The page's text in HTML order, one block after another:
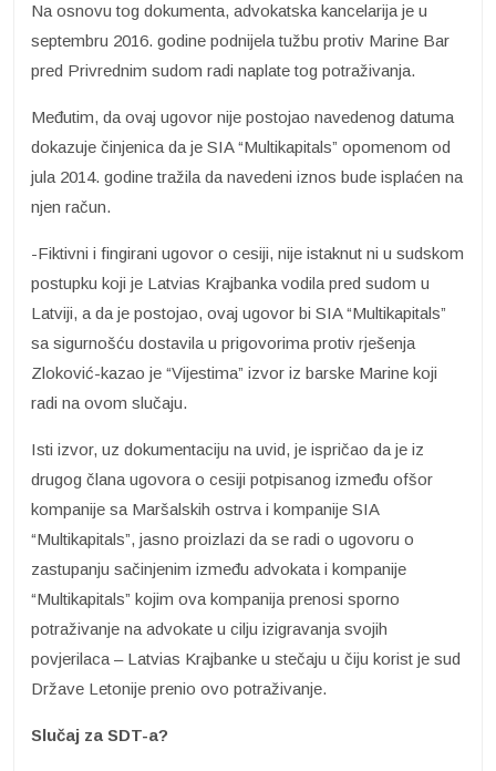
Na osnovu tog dokumenta, advokatska kancelarija je u
septembru 2016. godine podnijela tužbu protiv Marine Bar
pred Privrednim sudom radi naplate tog potraživanja.
Međutim, da ovaj ugovor nije postojao navedenog datuma
dokazuje činjenica da je SIA “Multikapitals” opomenom od
jula 2014. godine tražila da navedeni iznos bude isplaćen na
njen račun.
-Fiktivni i fingirani ugovor o cesiji, nije istaknut ni u sudskom
postupku koji je Latvias Krajbanka vodila pred sudom u
Latviji, a da je postojao, ovaj ugovor bi SIA “Multikapitals”
sa sigurnošću dostavila u prigovorima protiv rješenja
Zloković-kazao je “Vijestima” izvor iz barske Marine koji
radi na ovom slučaju.
Isti izvor, uz dokumentaciju na uvid, je ispričao da je iz
drugog člana ugovora o cesiji potpisanog između ofšor
kompanije sa Maršalskih ostrva i kompanije SIA
“Multikapitals”, jasno proizlazi da se radi o ugovoru o
zastupanju sačinjenim između advokata i kompanije
“Multikapitals” kojim ova kompanija prenosi sporno
potraživanje na advokate u cilju izigravanja svojih
povjerilaca – Latvias Krajbanke u stečaju u čiju korist je sud
Države Letonije prenio ovo potraživanje.
Slučaj za SDT-a?